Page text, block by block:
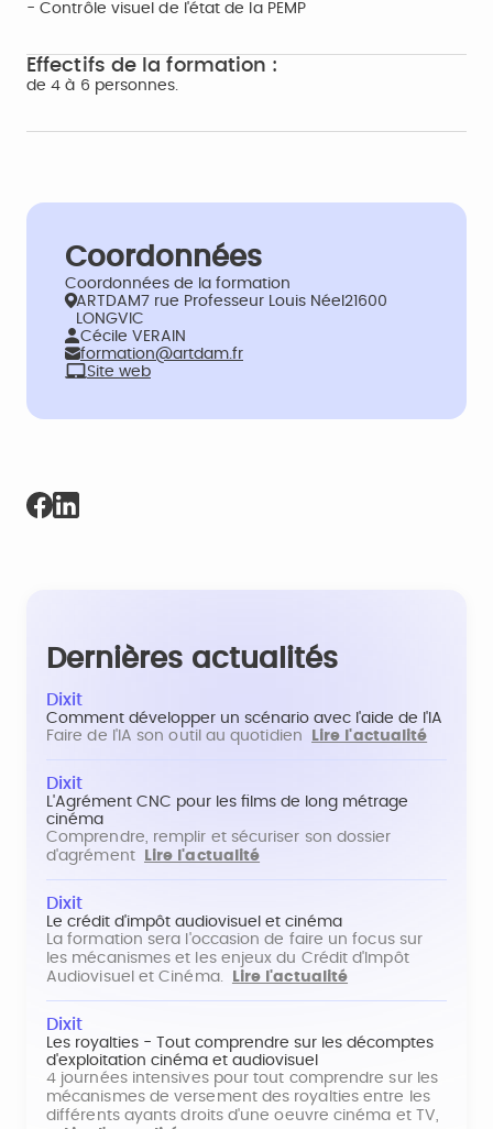
- Contrôle visuel de l'état de la PEMP
Effectifs de la formation :
de 4 à 6 personnes.
Coordonnées
Coordonnées de la formation
ARTDAM7 rue Professeur Louis Néel21600
LONGVIC
Cécile VERAIN
formation@artdam.fr
Site web
Dernières actualités
Dixit
Comment développer un scénario avec l'aide de l'IA
Faire de l'IA son outil au quotidien
Lire l'actualité
Dixit
L'Agrément CNC pour les films de long métrage
cinéma
Comprendre, remplir et sécuriser son dossier
d'agrément
Lire l'actualité
Dixit
Le crédit d'impôt audiovisuel et cinéma
La formation sera l'occasion de faire un focus sur
les mécanismes et les enjeux du Crédit d'Impôt
Audiovisuel et Cinéma.
Lire l'actualité
Dixit
Les royalties - Tout comprendre sur les décomptes
d'exploitation cinéma et audiovisuel
4 journées intensives pour tout comprendre sur les
mécanismes de versement des royalties entre les
différents ayants droits d'une oeuvre cinéma et TV,